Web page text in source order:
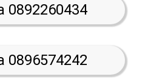
0892260434
0896574242